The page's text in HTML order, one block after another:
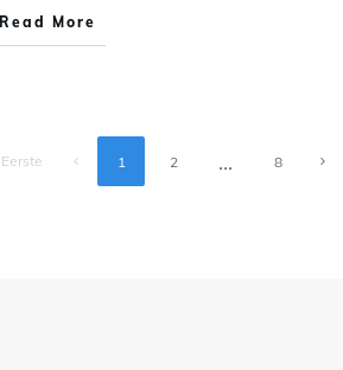
Read More
Eerste 1 2 ... 8